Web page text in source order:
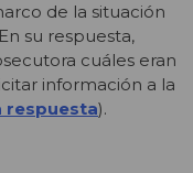
de la situación
su respuesta,
cuáles eran
información a la
respuesta).